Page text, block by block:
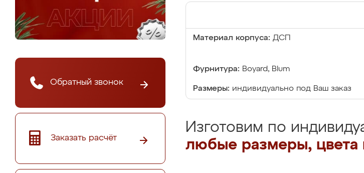
Обратный звонок
Заказать расчёт
Материал корпуса: ДСП
Фурнитура: Boyard, Blum
Размеры: индивидуально под Ваш заказ
Изготовим по
любые размеры, цвета